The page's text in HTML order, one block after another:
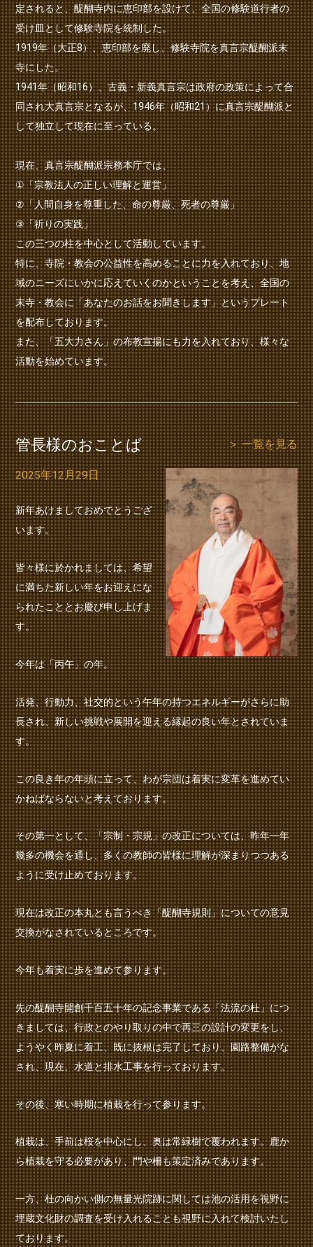
定されると、醍醐寺内に恵印部を設けて、全国の修験道行者の
受け皿として修験寺院を統制した。
1919年（大正8）、恵印部を廃し、修験寺院を真言宗醍醐派末
寺にした。
1941年（昭和16）、古義・新義真言宗は政府の政策によって合
同され大真言宗となるが、1946年（昭和21）に真言宗醍醐派と
して独立して現在に至っている。
現在、真言宗醍醐派宗務本庁では、
①「宗教法人の正しい理解と運営」
②「人間自身を尊重した、命の尊厳、死者の尊厳」
③「祈りの実践」
この三つの柱を中心として活動しています。
特に、寺院・教会の公益性を高めることに力を入れており、地
域のニーズにいかに応えていくのかということを考え、全国の
末寺・教会に「あなたのお話をお聞きします」というプレート
を配布しております。
また、「五大力さん」の布教宣揚にも力を入れており、様々な
活動を始めています。
管長様のおことば ＞ 一覧を見る
2025年12月29日
新年あけましておめでとうござ
います。
皆々様に於かれましては、希望
に満ちた新しい年をお迎えにな
られたこととお慶び申し上げま
す。
今年は「丙午」の年。
活発、行動力、社交的という午年の持つエネルギーがさらに助
長され、新しい挑戦や展開を迎える縁起の良い年とされていま
す。
この良き年の年頭に立って、わが宗団は着実に変革を進めてい
かねばならないと考えております。
その第一として、「宗制・宗規」の改正については、昨年一年
幾多の機会を通し、多くの教師の皆様に理解が深まりつつある
ように受け止めております。
現在は改正の本丸とも言うべき「醍醐寺規則」についての意見
交換がなされているところです。
今年も着実に歩を進めて参ります。
先の醍醐寺開創千百五十年の記念事業である「法流の杜」につ
きましては、行政とのやり取りの中で再三の設計の変更をし、
ようやく昨夏に着工、既に抜根は完了しており、園路整備がな
され、現在、水道と排水工事を行っております。
その後、寒い時期に植栽を行って参ります。
植栽は、手前は桜を中心にし、奥は常緑樹で覆われます。鹿か
ら植栽を守る必要があり、門や柵も策定済みであります。
一方、杜の向かい側の無量光院跡に関しては池の活用を視野に
埋蔵文化財の調査を受け入れることも視野に入れて検討いたし
ております。